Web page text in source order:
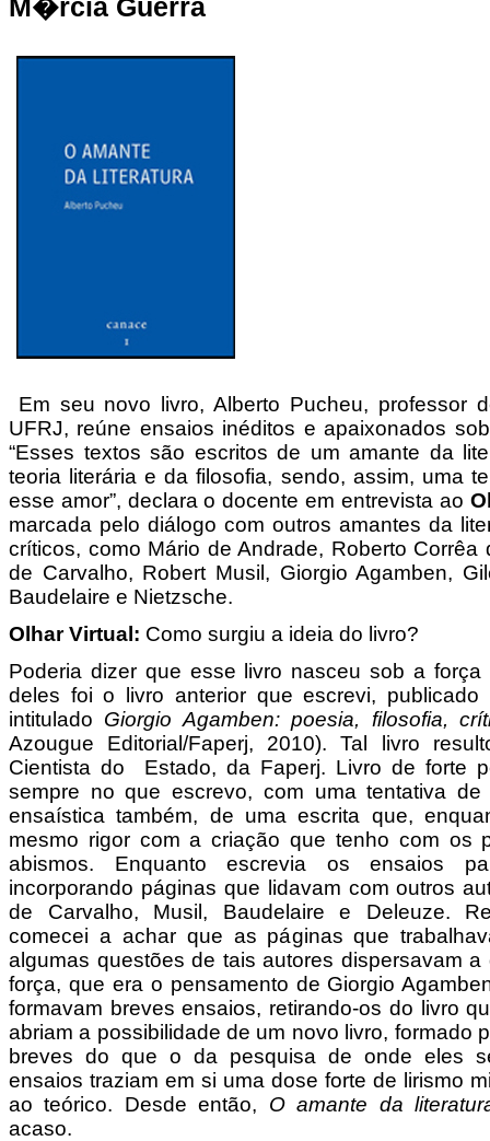
M�rcia Guerra
Em seu novo livro, Alberto Pucheu, professor
UFRJ, reúne ensaios inéditos e apaixonados
“Esses textos são escritos de um amante da
teoria literária e da filosofia, sendo, assim, uma
esse amor”, declara o docente em entrevista ao
marcada pelo diálogo com outros amantes da
críticos, como Mário de Andrade, Roberto Corrêa
de Carvalho, Robert Musil, Giorgio Agamben,
Baudelaire e Nietzsche.
Olhar Virtual: Como surgiu a ideia do livro?
Poderia dizer que esse livro nasceu sob a
deles foi o livro anterior que escrevi,
intitulado Giorgio Agamben: poesia, filosofia,
Azougue Editorial/Faperj, 2010). Tal livro
Cientista do Estado, da Faperj. Livro de forte
sempre no que escrevo, com uma tentativa
ensaística também, de uma escrita que,
mesmo rigor com a criação que tenho com os
abismos. Enquanto escrevia os ensaios
incorporando páginas que lidavam com outros
de Carvalho, Musil, Baudelaire e Deleuze.
comecei a achar que as páginas que
algumas questões de tais autores dispersavam
força, que era o pensamento de Giorgio
formavam breves ensaios, retirando-os do livro
abriam a possibilidade de um novo livro, formado
breves do que o da pesquisa de onde eles
ensaios traziam em si uma dose forte de lirismo
ao teórico. Desde então, O amante da
acaso.